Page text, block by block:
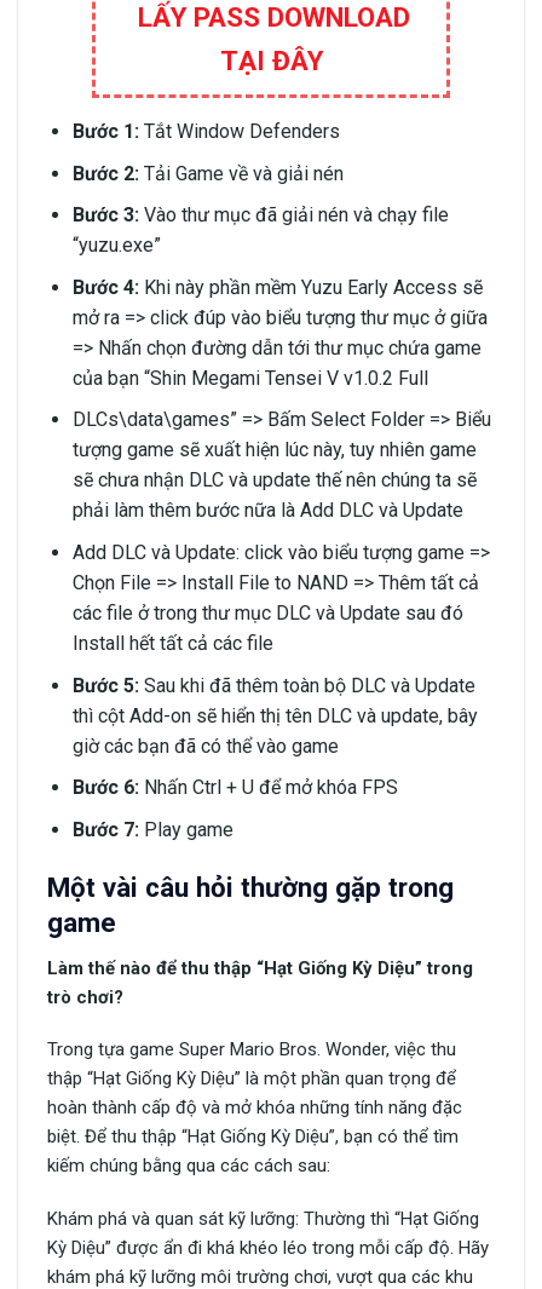
LẤY PASS DOWNLOAD
TẠI ĐÂY
Bước 1:Tắt Window Defenders
Bước 2:Tải Game về và giải nén
Bước 3:Vào thư mục đã giải nén và chạy file
“yuzu.exe”
Bước 4:Khi này phần mềm Yuzu Early Access sẽ
mở ra => click đúp vào biểu tượng thư mục ở giữa
=> Nhấn chọn đường dẫn tới thư mục chứa game
của bạn “Shin Megami Tensei V v1.0.2 Full
DLCs\data\games” => Bấm Select Folder => Biểu
tượng game sẽ xuất hiện lúc này, tuy nhiên game
sẽ chưa nhận DLC và update thế nên chúng ta sẽ
phải làm thêm bước nữa là Add DLC và Update
Add DLC và Update: click vào biểu tượng game =>
Chọn File => Install File to NAND => Thêm tất cả
các file ở trong thư mục DLC và Update sau đó
Install hết tất cả các file
Bước 5:Sau khi đã thêm toàn bộ DLC và Update
thì cột Add-on sẽ hiển thị tên DLC và update, bây
giờ các bạn đã có thể vào game
Bước 6:Nhấn Ctrl + U để mở khóa FPS
Bước 7:Play game
Một vài câu hỏi thường gặp trong
game
Làm thế nào để thu thập “Hạt Giống Kỳ Diệu” trong
trò chơi?
Trong tựa game Super Mario Bros. Wonder, việc thu
thập “Hạt Giống Kỳ Diệu” là một phần quan trọng để
hoàn thành cấp độ và mở khóa những tính năng đặc
biệt. Để thu thập “Hạt Giống Kỳ Diệu”, bạn có thể tìm
kiếm chúng bằng qua các cách sau:
Khám phá và quan sát kỹ lưỡng: Thường thì “Hạt Giống
Kỳ Diệu” được ẩn đi khá khéo léo trong mỗi cấp độ. Hãy
khám phá kỹ lưỡng môi trường chơi, vượt qua các khu